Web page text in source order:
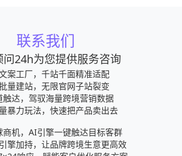
建站系统，所以从运营角度，本身又是
。会比较贴合卖家的舒适度和转化
点，可能数据这块会不会有点不安全。
品的建站系统，个人感觉比较适合香港
场审美这块，shopline还有很大差距，
定性这块，价格贵的一B，有感觉中看不
系统比还不如国内水平，身边基本没卖
这个建站系统的介绍上不难看出，主
400元首并的平民价格，按月扣费的商业
竞争的味道其次，按月扣费更能让中小
联系我们
问24h为您提供服务咨询
案工厂，千站千面精准适配
量建站，无限官网子站裂变
触达，驾驭海量跨境营销数据
暴力玩法，快速把产品卖出去
商机，AI引擎一键触达目标客群
擎加持，让品牌跨境生意更高效